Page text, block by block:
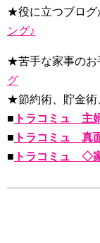
★役に立つブロ
ング♪
★苦手な家事の
グ
★節約術、貯金術
■ トラコミュ 主
■ トラコミュ 真
■ トラコミュ ◇